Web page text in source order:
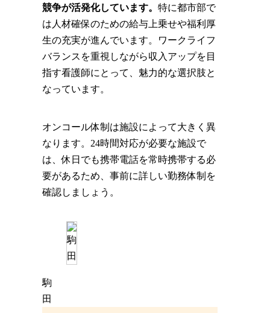
競争が活発化しています。特に都市部で
は人材確保のための給与上乗せや福利厚
生の充実が進んでいます。ワークライフ
バランスを重視しながら収入アップを目
指す看護師にとって、魅力的な選択肢と
なっています。
オンコール体制は施設によって大きく異
なります。24時間対応が必要な施設で
は、休日でも携帯電話を常時携帯する必
要があるため、事前に詳しい勤務体制を
確認しましょう。
駒
田